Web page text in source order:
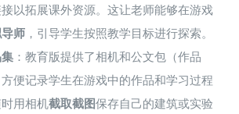
以拓展课外资源。这让老师能够在游戏
师，引导学生按照教学目标进行探索。
：教育版提供了相机和公文包（作品
便记录学生在游戏中的作品和学习过程​
用相机截取截图保存自己的建筑或实验